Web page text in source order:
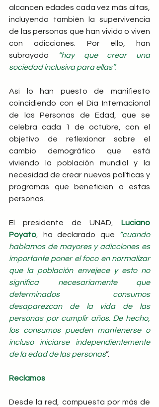
alcancen edades cada vez más altas,
incluyendo también la supervivencia
de las personas que han vivido o viven
con adicciones. Por ello, han
subrayado
“hay que crear una
sociedad inclusiva para ellas”.
Así lo han puesto de manifiesto
coincidiendo con el Día Internacional
de las Personas de Edad, que se
celebra cada 1 de octubre, con el
objetivo de reflexionar sobre el
cambio demográfico que está
viviendo la población mundial y la
necesidad de crear nuevas políticas y
programas que beneficien a estas
personas.
El presidente de UNAD, Luciano
Poyato , ha declarado que
“cuando
hablamos de mayores y adicciones es
importante poner el foco en normalizar
que la población envejece y esto no
significa necesariamente que
determinados consumos
desaparezcan de la vida de las
personas por cumplir años. De hecho,
los consumos pueden mantenerse o
incluso iniciarse independientemente
de la edad de las personas”.
Reclamos